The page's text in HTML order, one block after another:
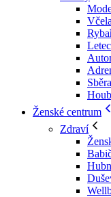
Ženské centrum
Zdraví